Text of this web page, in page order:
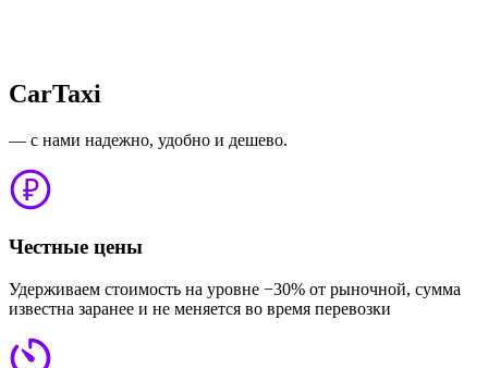
CarTaxi
— с нами надежно, удобно и дешево.
Честные цены
Удерживаем стоимость на уровне −30% от рыночной, сумма
известна заранее и не меняется во время перевозки